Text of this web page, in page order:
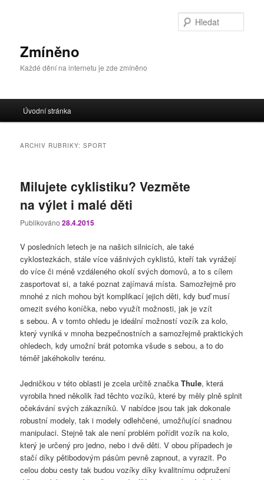
paneluZmíněno
Každé dění na internetu je zde zmíněno
navigační
Úvodní stránka
ARCHIV RUBRIKY:SPORT
Milujete cyklistiku? Vezměte
na výlet i malé děti
Publikováno28.4.2015
V posledních letech je na našich silnicích, ale také
cyklostezkách, stále více vášnivých cyklistů, kteří tak vyrážejí
do více či méně vzdáleného okolí svých domovů, a to s cílem
zasportovat si, a také poznat zajímavá místa. Samozřejmě pro
mnohé z nich mohou být komplikací jejich děti, kdy buď musí
omezit svého koníčka, nebo využít možnosti, jak je vzít
s sebou. A v tomto ohledu je ideální možností vozík za kolo,
který vyniká v mnoha bezpečnostních a samozřejmě praktických
ohledech, kdy umožní brát potomka všude s sebou, a to do
téměř jakéhokoliv terénu.
Jedničkou v této oblasti je zcela určitě značkaThule, která
vyrobila hned několik řad těchto vozíků, které by měly plně splnit
očekávání svých zákazníků. V nabídce jsou tak jak dokonale
robustní modely, tak i modely odlehčené, umožňující snadnou
manipulaci. Stejně tak ale není problém pořídit vozík na kolo,
který je určený pro jedno, nebo i dvě děti. V obou případech je
stačí díky pětibodovým pásům pevně zapnout, a vyrazit. Po
celou dobu cesty tak budou vozíky díky kvalitnímu odpružení